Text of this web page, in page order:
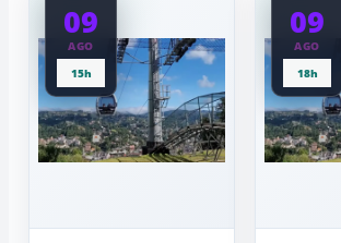
09
AGO
15h
09
AGO
18h